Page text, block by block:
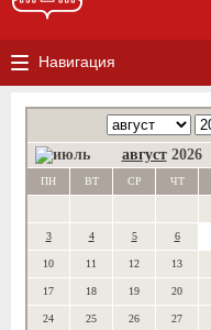
Навигация
август 2026
ПН ВТ СР ЧТ
3 4 5 6
10 11 12 13
17 18 19 20
24 25 26 27